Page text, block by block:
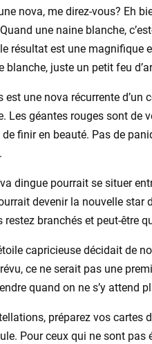
nova, me direz-vous? Eh
une naine blanche,
résultat est une
blanche, juste un petit feu
est une nova récurrente
Les géantes rouges sont de
finir en beauté. Pas de
dingue pourrait se situer
devenir la nouvelle
restez branchés et peut-être
capricieuse décidait de
ce ne serait pas une
quand on ne s’y attend
préparez vos cartes
Pour ceux qui ne sont